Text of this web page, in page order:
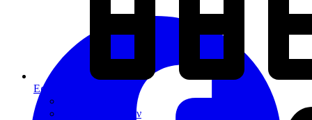
Εργαλεία
Αποκαταστάσεων